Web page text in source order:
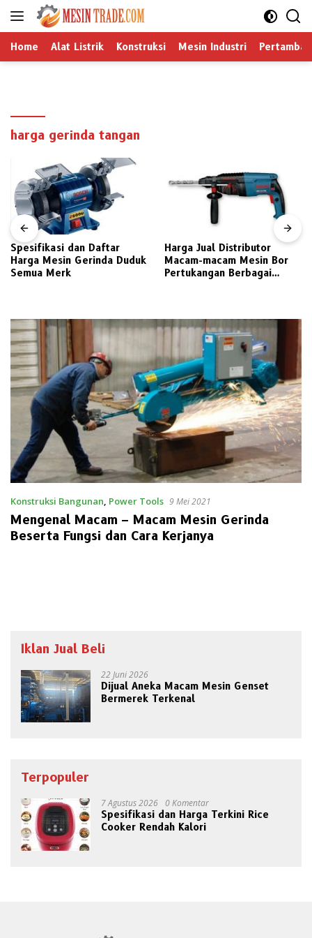
Langsung
Home Alat Listrik Konstruksi Mesin Industri
harga gerinda tangan
Spesifikasi dan Daftar
Harga Mesin Gerinda Duduk
Semua Merk
Harga Jual Distributor
Macam-macam Mesin Bor
Pertukangan Berbagai
Konstruksi Bangunan, Power Tools 9 Mei 2021
Mengenal Macam – Macam Mesin Gerinda
Beserta Fungsi dan Cara Kerjanya
Iklan Jual Beli
22 Juni 2026
Dijual Aneka Macam Mesin Genset
Bermerek Terkenal
Terpopuler
7 Agustus 2026 0 Komentar
Spesifikasi dan Harga Terkini Rice
Cooker Rendah Kalori